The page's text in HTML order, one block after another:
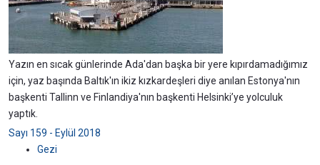
Yazın en sıcak günlerinde Ada'dan başka bir yere kıpırdamadığımız
için, yaz başında Baltık'ın ikiz kızkardeşleri diye anılan Estonya'nın
başkenti Tallinn ve Finlandiya'nın başkenti Helsinki’ye yolculuk
yaptık.
Sayı 159 - Eylül 2018
Gezi